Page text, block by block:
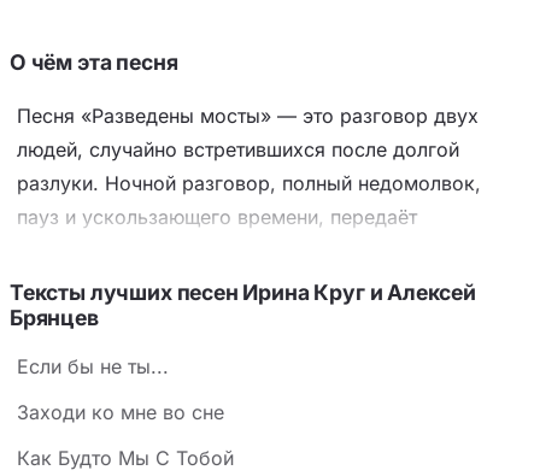
О чём эта песня
Песня «Разведены мосты» — это разговор двух
людей, случайно встретившихся после долгой
разлуки. Ночной разговор, полный недомолвок,
пауз и ускользающего времени, передаёт
узнавания. Ключевой приём — повторяющееся «как
будто не было разлук» — подчёркивает иллюзию,
приближающегося рассвета создаёт ощущение
хрупкого момента, когда между прошлым и
Тексты лучших песен Ирина Круг и Алексей
Брянцев
Если бы не ты...
Заходи ко мне во сне
Как Будто Мы С Тобой